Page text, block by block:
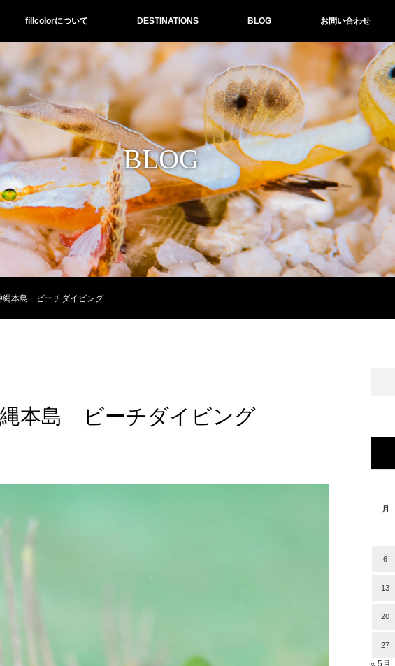
fillcolorについて DESTINATIONS BLOG お問い合わせ
BLOG
縄本島 ビーチダイビング
本島 ビーチダイビング
月
6
13
20
27